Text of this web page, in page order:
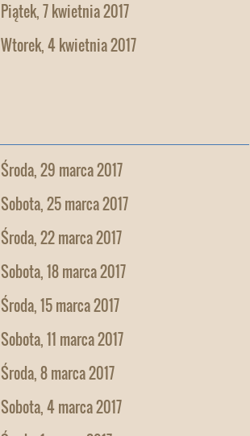
Piątek, 7 kwietnia 2017
Wtorek, 4 kwietnia 2017
Środa, 29 marca 2017
Sobota, 25 marca 2017
Środa, 22 marca 2017
Sobota, 18 marca 2017
Środa, 15 marca 2017
Sobota, 11 marca 2017
Środa, 8 marca 2017
Sobota, 4 marca 2017